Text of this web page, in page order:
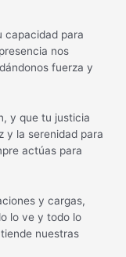
capacidad para
nos
fuerza y
y que tu justicia
y la serenidad para
actúas para
y cargas,
lo ve y todo lo
nuestras